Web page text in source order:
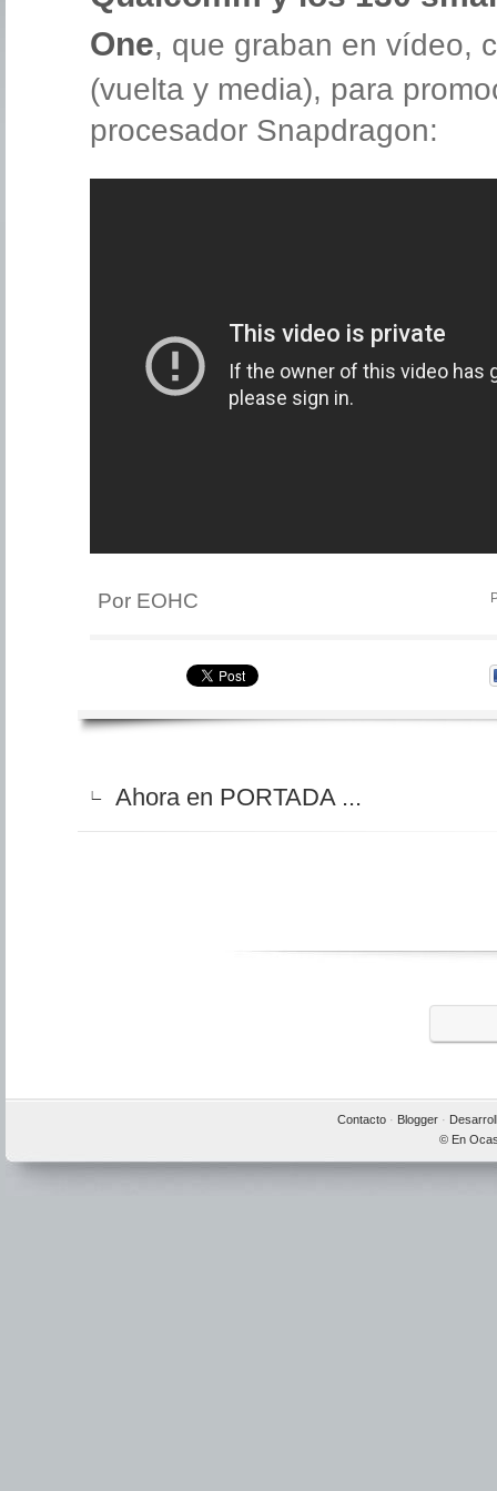
One, que graban en vídeo,
(vuelta y media), para
procesador Snapdragon:
Por EOHC
∟ Ahora en PORTADA ...
Contacto· Blogger·
© En